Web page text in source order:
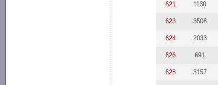
621 1130
623 3508
624 2033
626 691
628 3157